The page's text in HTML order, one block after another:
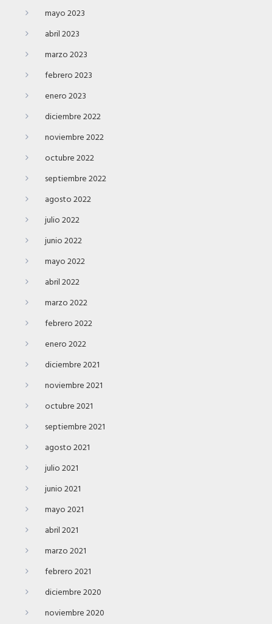
mayo 2023
abril 2023
marzo 2023
febrero 2023
enero 2023
diciembre 2022
noviembre 2022
octubre 2022
septiembre 2022
agosto 2022
julio 2022
junio 2022
mayo 2022
abril 2022
marzo 2022
febrero 2022
enero 2022
diciembre 2021
noviembre 2021
octubre 2021
septiembre 2021
agosto 2021
julio 2021
junio 2021
mayo 2021
abril 2021
marzo 2021
febrero 2021
diciembre 2020
noviembre 2020